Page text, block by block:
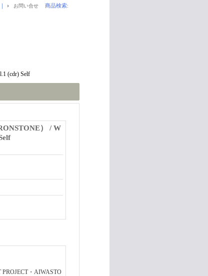
｜ お問い合せ 商品検索:
(cdr) Self
） / W
・AIWASTO